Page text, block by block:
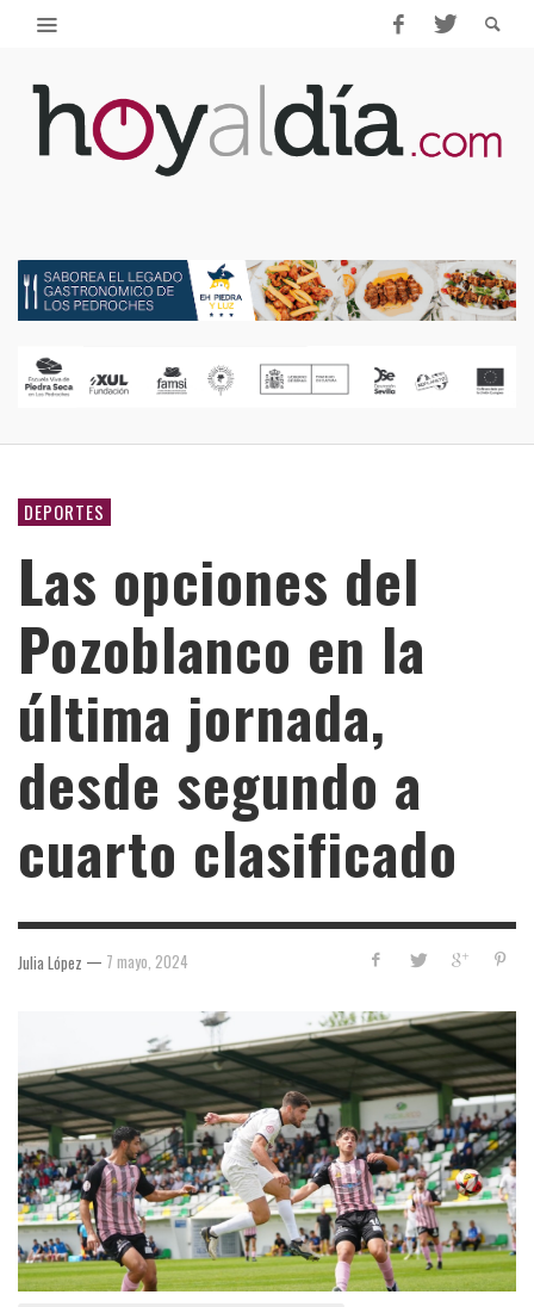
DEPORTES
Las opciones del
Pozoblanco en la
última jornada,
desde segundo a
cuarto clasificado
Julia López — 7 mayo, 2024